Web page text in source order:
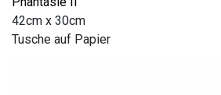
42cm x 30cm
Tusche auf Papier